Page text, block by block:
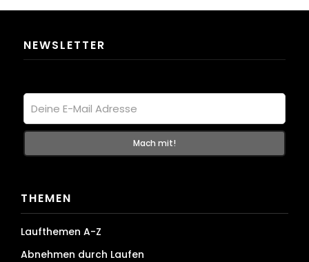
NEWSLETTER
THEMEN
Laufthemen A-Z
Abnehmen durch Laufen